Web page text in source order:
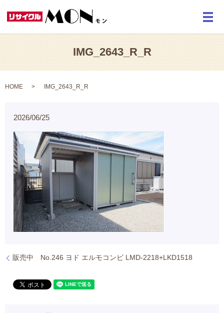
メ
IMG_2643_R_R
HOME IMG_2643_R_R
2026/06/25
販売中 No.246 ヨド エルモコンビ LMD-2218+LKD1518